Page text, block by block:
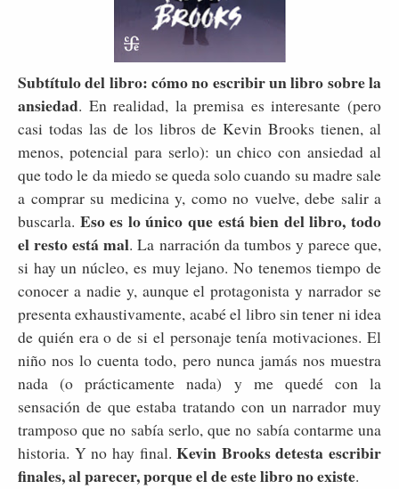
Subtítulo del libro: cómo no escribir un libro sobre la
ansiedad. En realidad, la premisa es interesante (pero
casi todas las de los libros de Kevin Brooks tienen, al
menos, potencial para serlo): un chico con ansiedad al
que todo le da miedo se queda solo cuando su madre sale
a comprar su medicina y, como no vuelve, debe salir a
buscarla. Eso es lo único que está bien del libro, todo
el resto está mal. La narración da tumbos y parece que,
si hay un núcleo, es muy lejano. No tenemos tiempo de
conocer a nadie y, aunque el protagonista y narrador se
presenta exhaustivamente, acabé el libro sin tener ni idea
de quién era o de si el personaje tenía motivaciones. El
niño nos lo cuenta todo, pero nunca jamás nos muestra
nada (o prácticamente nada) y me quedé con la
sensación de que estaba tratando con un narrador muy
tramposo que no sabía serlo, que no sabía contarme una
historia. Y no hay final.Kevin Brooks detesta escribir
finales, al parecer, porque el de este libro no existe.